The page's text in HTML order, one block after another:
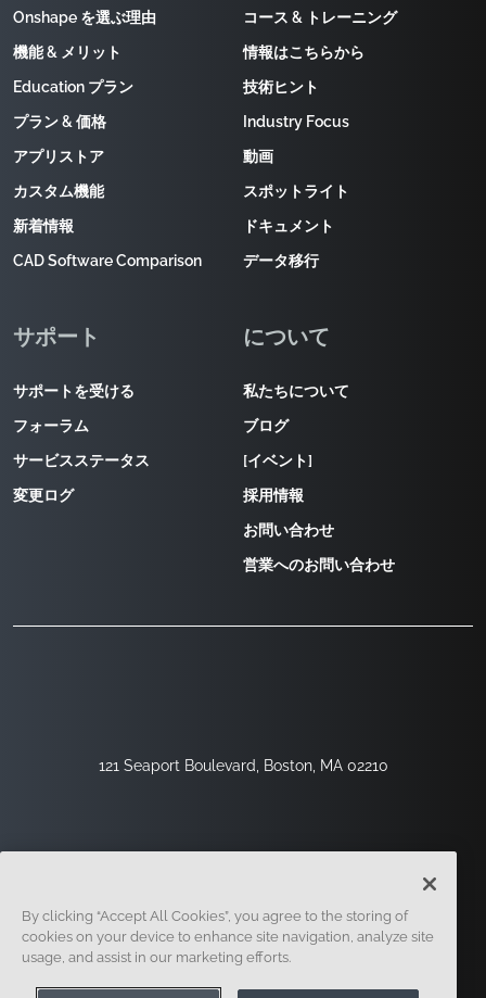
121 Seaport Boulevard, Boston, MA 02210
Onshape を選ぶ理由
機能 & メリット
Education プラン
プラン & 価格
アプリストア
カスタム機能
新着情報
CAD Software Comparison
コース & トレーニング
情報はこちらから
技術ヒント
Industry Focus
動画
スポットライト
ドキュメント
データ移行
サポート
サポートを受ける
フォーラム
サービスステータス
変更ログ
について
私たちについて
ブログ
[イベント]
採用情報
お問い合わせ
営業へのお問い合わせ
サインアップ セキュリティ
By clicking “Accept All Cookies”, you agree to the storing of
cookies on your device to enhance site navigation, analyze site
usage, and assist in our marketing efforts.